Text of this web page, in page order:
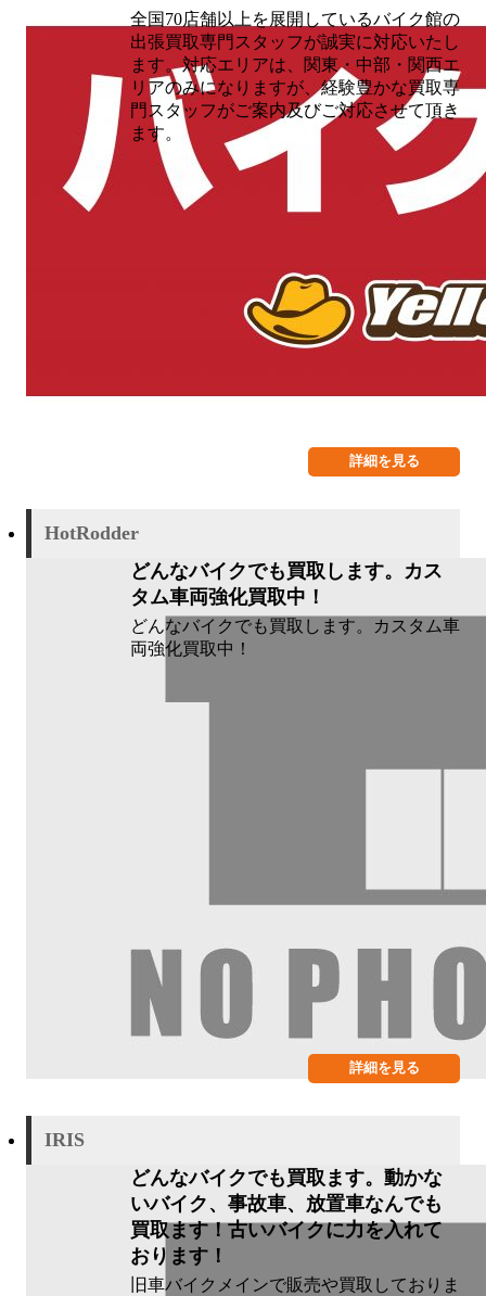
全国70店舗以上を展開しているバイク館の
出張買取専門スタッフが誠実に対応いたし
ます。対応エリアは、関東・中部・関西エ
リアのみになりますが、経験豊かな買取専
門スタッフがご案内及びご対応させて頂き
ます。
詳細を見る
HotRodder
どんなバイクでも買取します。カス
タム車両強化買取中！
どんなバイクでも買取します。カスタム車
両強化買取中！
詳細を見る
IRIS
どんなバイクでも買取ます。動かな
いバイク、事故車、放置車なんでも
買取ます！古いバイクに力を入れて
おります！
旧車バイクメインで販売や買取しておりま